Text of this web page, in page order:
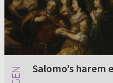
Salomo’s harem